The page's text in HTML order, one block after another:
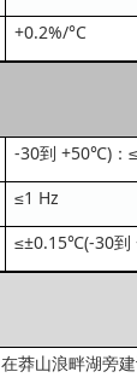
+0.2%/°C
-30到 +50℃)：
≤1 Hz
≤±0.15℃(-30到
在莽山浪畔湖旁